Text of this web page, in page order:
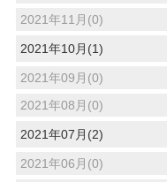
2021年11月(0)
2021年10月(1)
2021年09月(0)
2021年08月(0)
2021年07月(2)
2021年06月(0)